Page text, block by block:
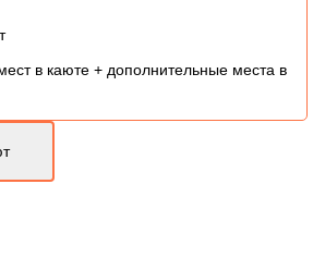
в каюте + дополнительные места в